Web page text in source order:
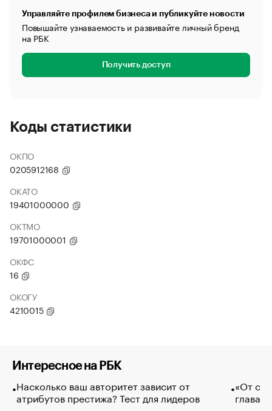
Управляйте профилем бизнеса и публикуйте новости
Повышайте узнаваемость и развивайте личный бренд
на РБК
Получить доступ
Коды статистики
ОКПО
0205912168
ОКАТО
19401000000
ОКТМО
19701000001
ОКФС
16
ОКОГУ
4210015
Интересное на РБК
Насколько ваш авторитет зависит от
атрибутов престижа? Тест для лидеров
«От
глава